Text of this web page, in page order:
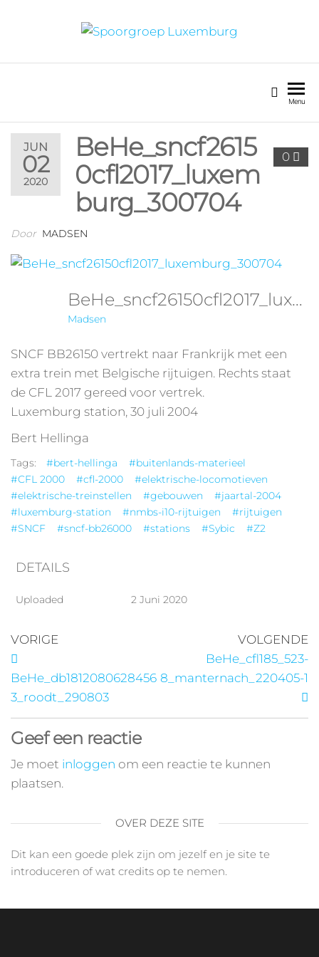
Menu
JUN
02
2020
0
BeHe_sncf2615
0cfl2017_luxem
burg_300704
Door MADSEN
BeHe_sncf26150cfl2017_luxemburg_300704
Madsen
SNCF BB26150 vertrekt naar Frankrijk met een
extra trein met Belgische rijtuigen. Rechts staat
de CFL 2017 gereed voor vertrek.
Luxemburg station, 30 juli 2004
Bert Hellinga
Tags: #bert-hellinga
#buitenlands-materieel
#CFL 2000
#cfl-2000
#elektrische-locomotieven
#elektrische-treinstellen
#gebouwen
#jaartal-2004
#luxemburg-station
#nmbs-i10-rijtuigen
#rijtuigen
#SNCF
#sncf-bb26000 #stations #Sybic #Z2
DETAILS
Uploaded 2 Juni 2020
VORIGE
BeHe_db1812080628456
3_roodt_290803
VOLGENDE
BeHe_cfl185_523-
8_manternach_220405-1
Geef een reactie
Je moet inloggen om een reactie te kunnen
plaatsen.
OVER DEZE SITE
Dit kan een goede plek zijn om jezelf en je site te
introduceren of wat credits op te nemen.